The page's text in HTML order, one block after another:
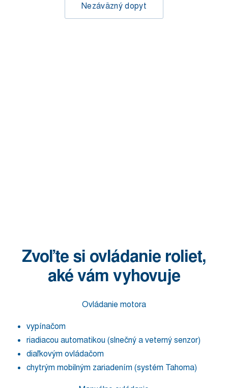
Nezáväzný dopyt
Zvoľte si ovládanie roliet,
aké vám vyhovuje
Ovládanie motora
vypínačom
riadiacou automatikou (slnečný a veterný senzor)
diaľkovým ovládačom
chytrým mobilným zariadením (systém Tahoma)